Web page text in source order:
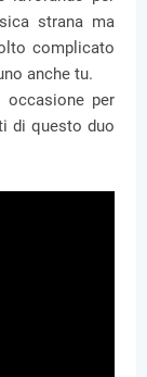
strana ma
complicato
anche tu.
occasione per
di questo duo